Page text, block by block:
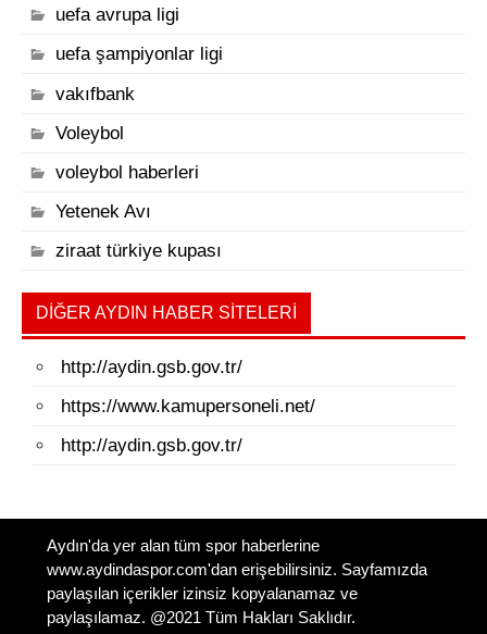
uefa avrupa ligi
uefa şampiyonlar ligi
vakıfbank
Voleybol
voleybol haberleri
Yetenek Avı
ziraat türkiye kupası
DIĞER AYDIN HABER SITELERI
http://aydin.gsb.gov.tr/
https://www.kamupersoneli.net/
http://aydin.gsb.gov.tr/
Aydın'da yer alan tüm spor haberlerine
www.aydindaspor.com'dan erişebilirsiniz. Sayfamızda
paylaşılan içerikler izinsiz kopyalanamaz ve
paylaşılamaz. @2021 Tüm Hakları Saklıdır.